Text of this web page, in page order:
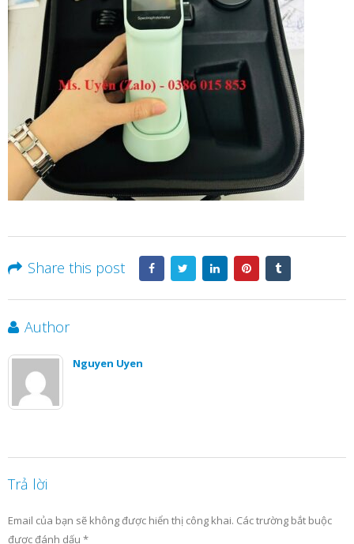
Share this post
Author
Nguyen Uyen
Trả lời
Email của bạn sẽ không được hiển thị công khai. Các trường bắt buộc
được đánh dấu *